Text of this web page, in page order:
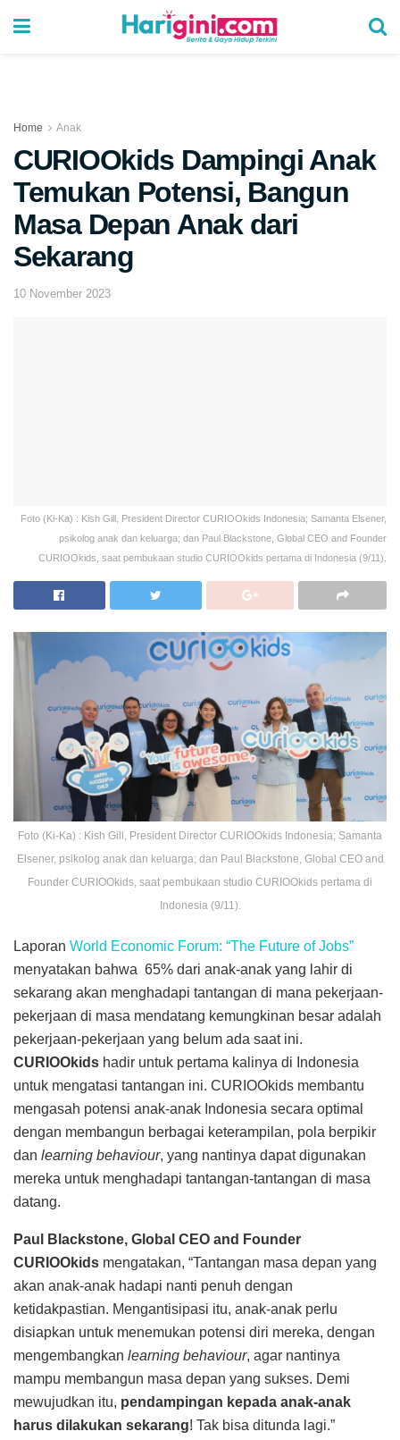
Home Anak
CURIOOkids Dampingi Anak
Temukan Potensi, Bangun
Masa Depan Anak dari
Sekarang
10 November 2023
Foto (Ki-Ka) : Kish Gill, President Director CURIOOkids Indonesia; Samanta Elsener,
psikolog anak dan keluarga; dan Paul Blackstone, Global CEO and Founder
CURIOOkids, saat pembukaan studio CURIOOkids pertama di Indonesia (9/11).
Foto (Ki-Ka) : Kish Gill, President Director CURIOOkids Indonesia; Samanta
Elsener, psikolog anak dan keluarga; dan Paul Blackstone, Global CEO and
Founder CURIOOkids, saat pembukaan studio CURIOOkids pertama di
Indonesia (9/11).
Laporan World Economic Forum: “The Future of Jobs”
menyatakan bahwa 65% dari anak-anak yang lahir di
sekarang akan menghadapi tantangan di mana pekerjaan-
pekerjaan di masa mendatang kemungkinan besar adalah
pekerjaan-pekerjaan yang belum ada saat ini.
CURIOOkids hadir untuk pertama kalinya di Indonesia
untuk mengatasi tantangan ini. CURIOOkids membantu
mengasah potensi anak-anak Indonesia secara optimal
dengan membangun berbagai keterampilan, pola berpikir
dan learning behaviour, yang nantinya dapat digunakan
mereka untuk menghadapi tantangan-tantangan di masa
datang.
Paul Blackstone, Global CEO and Founder
CURIOOkids mengatakan, “Tantangan masa depan yang
akan anak-anak hadapi nanti penuh dengan
ketidakpastian. Mengantisipasi itu, anak-anak perlu
disiapkan untuk menemukan potensi diri mereka, dengan
mengembangkan learning behaviour, agar nantinya
mampu membangun masa depan yang sukses. Demi
mewujudkan itu, pendampingan kepada anak-anak
harus dilakukan sekarang! Tak bisa ditunda lagi.”